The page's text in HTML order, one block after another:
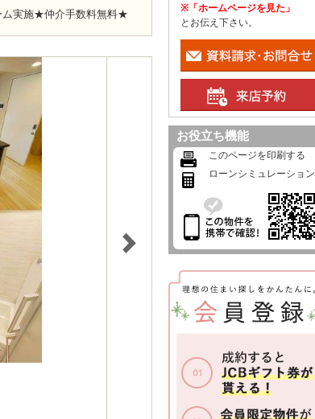
実施★仲介手数料無料★
※「ホームページを見た」
とお伝え下さい。
お役立ち機能
このページを印刷する
ローンシミュレーション